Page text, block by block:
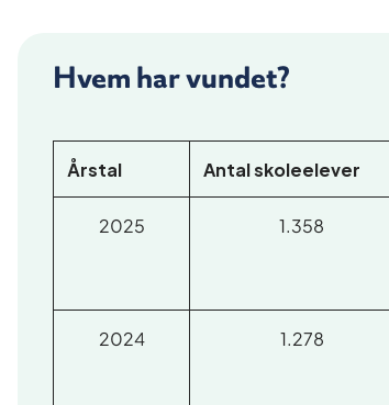
Hvem har vundet?
Årstal Antal skoleelever
2025
1.358
2024
1.278